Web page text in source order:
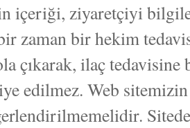
içeriği, ziyaretçiyi
zaman bir hekim
çıkarak, ilaç
edilmez. Web